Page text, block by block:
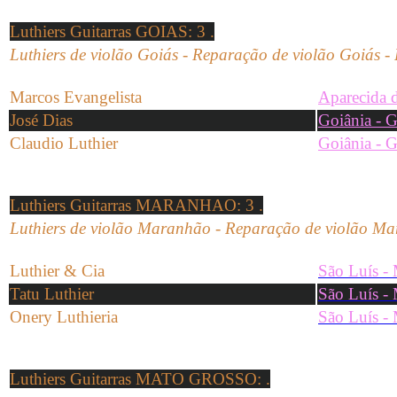
Luthiers Guitarras GOIAS: 3 .
Luthiers de violão Goiás - Reparação de violão Goiás -
Marcos Evangelista
Aparecida
José Dias
Goiânia -
Claudio Luthier
Goiânia -
Luthiers Guitarras MARANHAO: 3 .
Luthiers de violão Maranhão - Reparação de violão
Luthier & Cia
São Luís -
Tatu Luthier
São Luís -
Onery Luthieria
São Luís -
Luthiers Guitarras MATO GROSSO: .